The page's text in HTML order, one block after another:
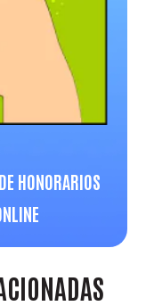
HONORARIOS